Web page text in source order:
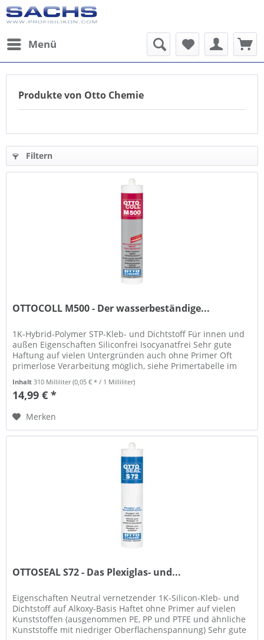
Menü
Produkte von Otto Chemie
Filtern
OTTOCOLL M500 - Der wasserbeständige...
1K-Hybrid-Polymer STP-Kleb- und Dichtstoff Für innen und
außen Eigenschaften Siliconfrei Isocyanatfrei Sehr gute
Haftung auf vielen Untergründen auch ohne Primer Oft
primerlose Verarbeitung möglich, siehe Primertabelle im
Inhalt310 Milliliter(0,05 € * / 1 Milliliter)
14,99 € *
Merken
OTTOSEAL S72 - Das Plexiglas- und...
Eigenschaften Neutral vernetzender 1K-Silicon-Kleb- und
Dichtstoff auf Alkoxy-Basis Haftet ohne Primer auf vielen
Kunststoffen (ausgenommen PE, PP und PTFE und ähnliche
Kunststoffe mit niedriger Oberflächenspannung) Sehr gute